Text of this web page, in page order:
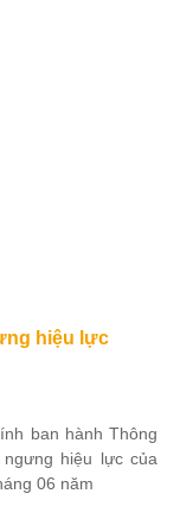
hiệu lực
ban hành Thông
hiệu lực của
06 năm